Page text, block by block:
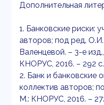
Дополнительная
1. Банковские риски:
авторов; под ред.
Валенцевой. – 3-е
КНОРУС, 2016. – 292
2. Банк и банковские
коллектив авторов;
М.: КНОРУС, 2016. –